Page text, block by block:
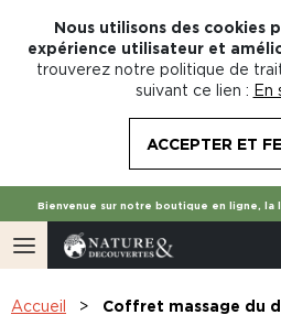
Nous utilisons des cookies
expérience utilisateur et
trouverez notre politique de
suivant ce lien : En
ACCEPTER ET
Bienvenue sur notre boutique en ligne, la
Accueil Coffret massage du